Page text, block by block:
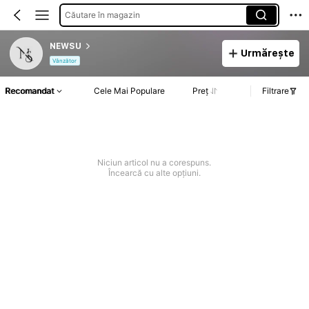
Căutare în magazin
NEWSU
Vânzător
Urmărește
Recomandat Cele Mai Populare Preț Filtrare
Niciun articol nu a corespuns.
Încearcă cu alte opțiuni.